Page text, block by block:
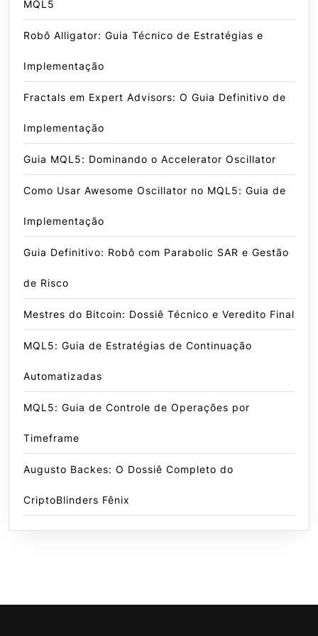
MQL5
Robô Alligator: Guia Técnico de Estratégias e
Implementação
Fractals em Expert Advisors: O Guia Definitivo de
Implementação
Guia MQL5: Dominando o Accelerator Oscillator
Como Usar Awesome Oscillator no MQL5: Guia de
Implementação
Guia Definitivo: Robô com Parabolic SAR e Gestão
de Risco
Mestres do Bitcoin: Dossiê Técnico e Veredito Final
MQL5: Guia de Estratégias de Continuação
Automatizadas
MQL5: Guia de Controle de Operações por
Timeframe
Augusto Backes: O Dossiê Completo do
CriptoBlinders Fênix